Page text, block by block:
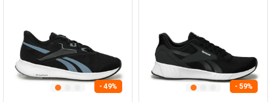
- 49% - 59%